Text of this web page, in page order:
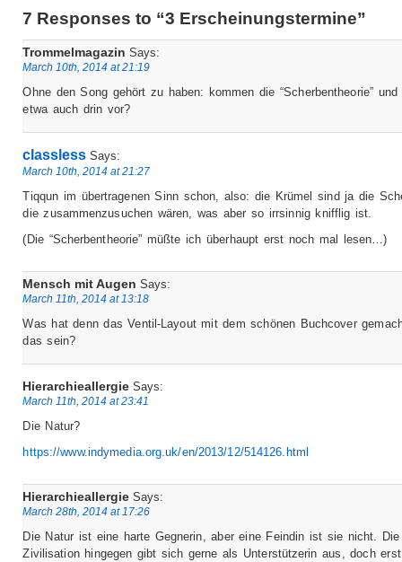
7 Responses to “3 Erscheinungstermine”
Trommelmagazin Says:
March 10th, 2014 at 21:19
Ohne den Song gehört zu haben: kommen die “Scherbentheorie” und
etwa auch drin vor?
classless Says:
March 10th, 2014 at 21:27
Tiqqun im übertragenen Sinn schon, also: die Krümel sind ja die
die zusammenzusuchen wären, was aber so irrsinnig knifflig ist.
(Die “Scherbentheorie” müßte ich überhaupt erst noch mal lesen…)
Mensch mit Augen Says:
March 11th, 2014 at 13:18
Was hat denn das Ventil-Layout mit dem schönen Buchcover
das sein?
Hierarchieallergie Says:
March 11th, 2014 at 23:41
Die Natur?
https://www.indymedia.org.uk/en/2013/12/514126.html
Hierarchieallergie Says:
March 28th, 2014 at 17:26
Die Natur ist eine harte Gegnerin, aber eine Feindin ist sie nicht. Die
Zivilisation hingegen gibt sich gerne als Unterstützerin aus, doch